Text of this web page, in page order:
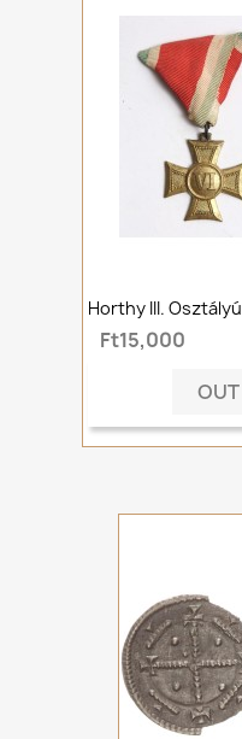
Horthy III.
Ft15,000